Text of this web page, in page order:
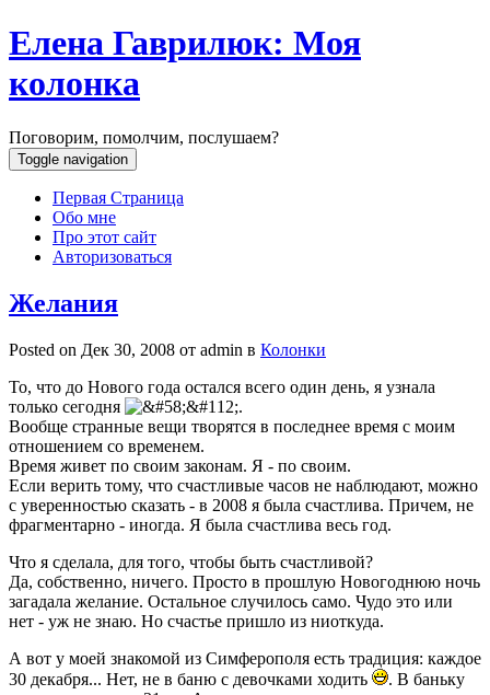
Елена Гаврилюк: Моя
колонка
Поговорим, помолчим, послушаем?
Toggle navigation
Первая Страница
Обо мне
Про этот сайт
Авторизоваться
Желания
Posted on Дек 30, 2008 от admin в Колонки
То, что до Нового года остался всего один день, я узнала
только сегодня
.
Вообще странные вещи творятся в последнее время с моим
отношением со временем.
Время живет по своим законам. Я - по своим.
Если верить тому, что счастливые часов не наблюдают, можно
с уверенностью сказать - в 2008 я была счастлива. Причем, не
фрагментарно - иногда. Я была счастлива весь год.
Что я сделала, для того, чтобы быть счастливой?
Да, собственно, ничего. Просто в прошлую Новогоднюю ночь
загадала желание. Остальное случилось само. Чудо это или
нет - уж не знаю. Но счастье пришло из ниоткуда.
А вот у моей знакомой из Симферополя есть традиция: каждое
30 декабря... Нет, не в баню с девочками ходить
. В баньку